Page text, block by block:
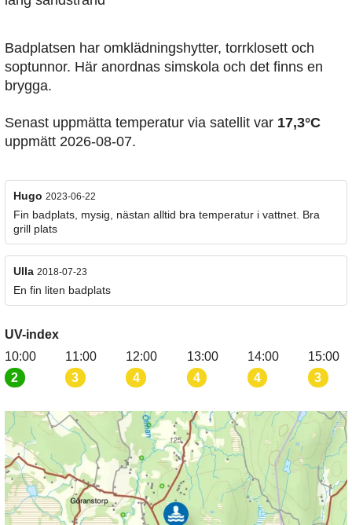
Badplatsen har omklädningshytter, torrklosett och
soptunnor. Här anordnas simskola och det finns en
brygga.
Senast uppmätta temperatur via satellit var 17,3°C
uppmätt 2026-08-07.
Hugo 2023-06-22
Fin badplats, mysig, nästan alltid bra temperatur i vattnet. Bra
grill plats
Ulla 2018-07-23
En fin liten badplats
UV-index
10:00
2
11:00
3
12:00
4
13:00
4
14:00
4
15:00
3